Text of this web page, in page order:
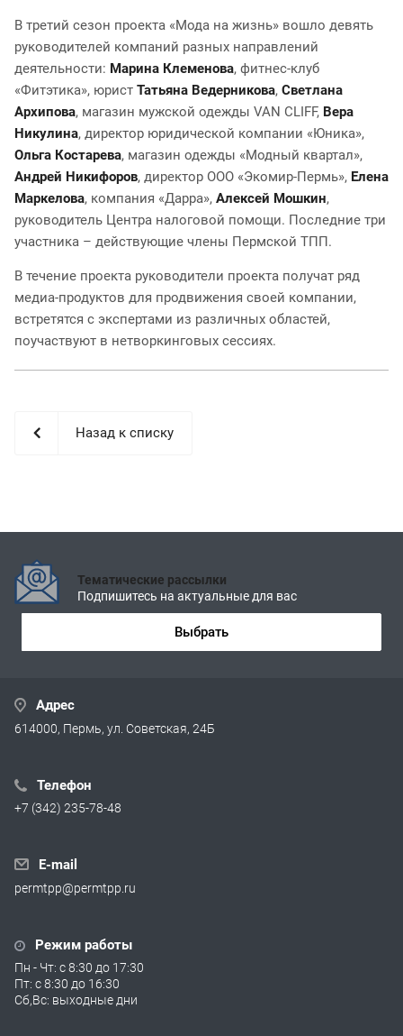
В третий сезон проекта «Мода на жизнь» вошло девять
руководителей компаний разных направлений
деятельности: Марина Клеменова, фитнес-клуб
«Фитэтика», юрист Татьяна Ведерникова, Светлана
Архипова, магазин мужской одежды VAN CLIFF, Вера
Никулина, директор юридической компании «Юника»,
Ольга Костарева, магазин одежды «Модный квартал»,
Андрей Никифоров, директор ООО «Экомир-Пермь», Елена
Маркелова, компания «Дарра», Алексей Мошкин,
руководитель Центра налоговой помощи. Последние три
участника – действующие члены Пермской ТПП.
В течение проекта руководители проекта получат ряд
медиа-продуктов для продвижения своей компании,
встретятся с экспертами из различных областей,
поучаствуют в нетворкинговых сессиях.
Назад к списку
Тематические рассылки
Подпишитесь на актуальные для вас
Выбрать
Адрес
614000, Пермь, ул. Советская, 24Б
Телефон
+7 (342) 235-78-48
E-mail
permtpp@permtpp.ru
Режим работы
Пн - Чт: с 8:30 до 17:30
Пт: с 8:30 до 16:30
Сб,Вс: выходные дни